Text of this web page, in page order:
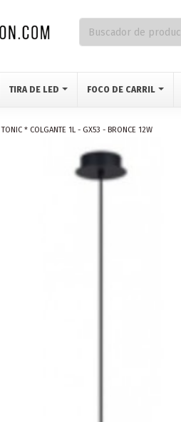
TIRA DE LED FOCO DE CARRIL
TONIC * COLGANTE 1L - GX53 - BRONCE 12W